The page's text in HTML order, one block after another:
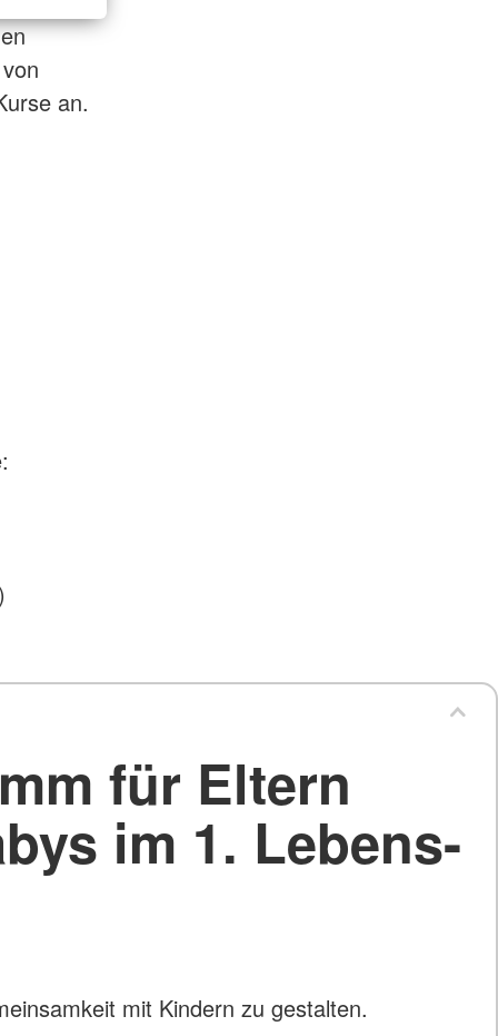
an.
für Eltern
im 1. Lebens-
mit Kindern zu gestalten.